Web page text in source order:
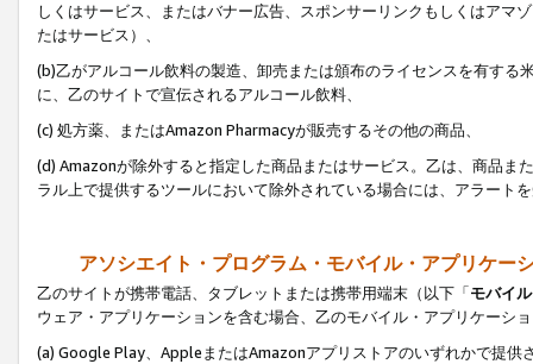
しくはサービス、またはバナー広告、スポンサーリンクもしくはアマ
たはサービス）、
(b)乙がアルコール飲料の製造、卸売または頒布のライセンスを有す
に、乙のサイトで宣伝されるアルコール飲料、
(c) 処方薬、またはAmazon Pharmacyが販売するその他の商品、
(d) Amazonが除外すると指定した商品またはサービス。乙は、商品ま
ラル上で提供するツールにおいて除外されている場合には、アラート
アソシエイト・プログラム・モバイル・アプリケー
乙のサイトが携帯電話、タブレットまたは携帯用端末（以下「モバイ
ウェア・アプリケーションを含む場合、乙のモバイル・アプリケーシ
(a) Google Play、AppleまたはAmazonアプリストアのいずれかで提供